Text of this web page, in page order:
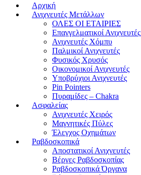
Αρχική
Ανιχνευτές Μετάλλων
ΟΛΕΣ ΟΙ ΕΤΑΙΡΙΕΣ
Επαγγελματικοί Ανιχνευτές
Ανιχνευτές Χόμπυ
Παλμικοί Ανιχνευτές
Φυσικός Χρυσός
Οικονομικοί Ανιχνευτές
Υποβρύχιοι Ανιχνευτές
Pin Pointers
Πυραμίδες – Chakra
Ασφαλείας
Ανιχνευτές Χειρός
Μαγνητικές Πύλες
Έλεγχος Οχημάτων
Ραβδοσκοπικά
Αποστατικοί Ανιχνευτές
Βέργες Ραβδοσκοπίας
Ραβδοσκοπικά Όργανα